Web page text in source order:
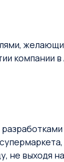
компании
не выходя